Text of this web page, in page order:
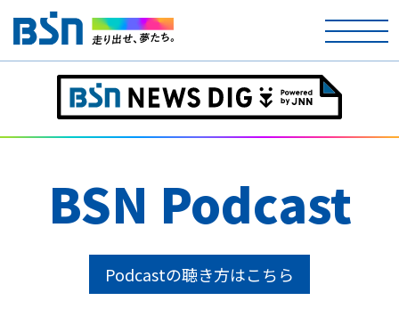
ホーム
テレビ
アナウンサー
イベント
BSN Podcast
Podcastの聴き方はこちら